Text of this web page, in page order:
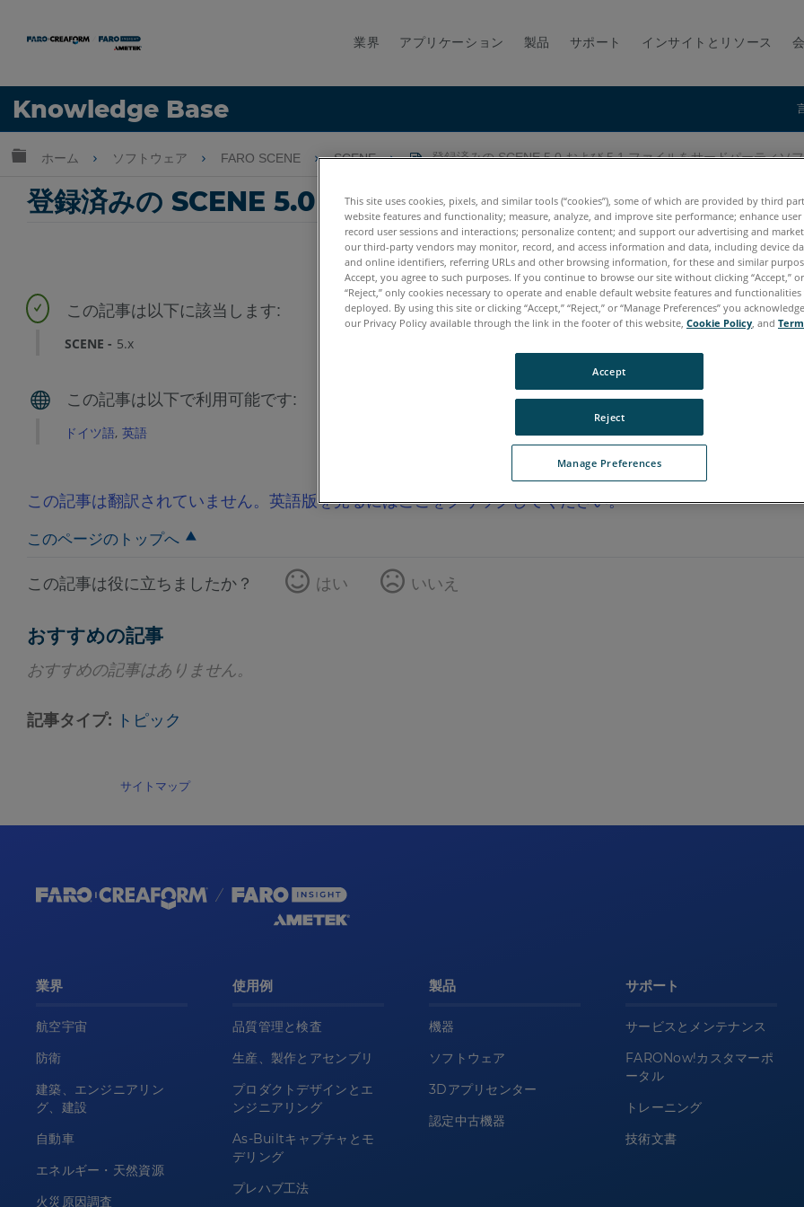
業界 アプリケーション 製品 サポート インサイトとリソース
Knowledge Base
言語
グローバル階層を展開/折りたたむ
ホーム ソフトウェア FARO SCENE SCENE 登録済みの SCENE 5.0 および 5.1 ファイルをサードパーティソ
登録済みの SCENE 5.0 および 5.1 ファイルをサードパーティ
SCENE 5.x
ドイツ語 英語
この記事は翻訳されていません。英語版を見るにはここをクリックしてください。
このページのトップへ
この記事は役に立ちましたか？ はい いいえ
おすすめの記事
おすすめの記事はありません。
記事タイプ トピック
サイトマップ
業界
航空宇宙
防衛
建築、エンジニアリン
グ、建設
自動車
エネルギー・天然資源
火災原因調査
使用例
品質管理と検査
生産、製作とアセンブリ
プロダクトデザインとエ
ンジニアリング
As-Builtキャプチャとモ
デリング
プレハブ工法
製品
機器
ソフトウェア
3Dアプリセンター
認定中古機器
サポート
サービスとメンテナンス
FARONow!カスタマーポ
ータル
トレーニング
技術文書
This site uses cookies, pixels, and similar tools (“cookies”), some of which are provided by third
website features and functionality; measure, analyze, and improve site performance; enhance user
record user sessions and interactions; personalize content; and support our advertising and
our third-party vendors may monitor, record, and access information and data, including device
and online identifiers, referring URLs and other browsing information, for these and similar
Accept, you agree to such purposes. If you continue to browse our site without clicking “Accept,”
“Reject,” only cookies necessary to operate and enable default website features and
deployed. By using this site or clicking “Accept,” “Reject,” or “Manage Preferences” you
our Privacy Policy available through the link in the footer of this website, Cookie Policy, and
Manage Preferences
Reject
Accept